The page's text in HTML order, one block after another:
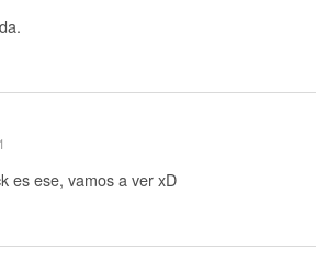
es ese, vamos a ver xD